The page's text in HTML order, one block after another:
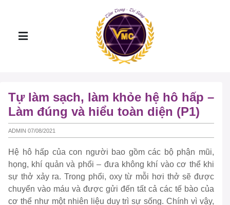
Tự làm sạch, làm khỏe hệ hô hấp –
Làm đúng và hiểu toàn diện (P1)
ADMIN 07/08/2021
Hệ hô hấp của con người bao gồm các bộ phận mũi,
họng, khí quản và phổi – đưa không khí vào cơ thể khi
sự thở xảy ra. Trong phổi, oxy từ mỗi hơi thở sẽ được
chuyển vào máu và được gửi đến tất cả các tế bào của
cơ thể như một nhiên liệu duy trì sự sống. Chính vì vậy,